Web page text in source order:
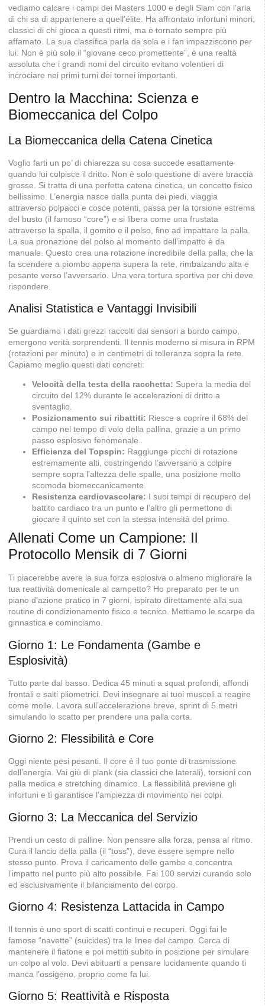
vediamo calcare i campi dei Masters 1000 e degli Slam con l’aria
di chi sa di appartenere a quell’élite. Ha affrontato infortuni minori,
classici di chi gioca a questi ritmi, ma è tornato sempre più
affamato. La sua classifica parla da sola e i fan impazziscono per
lui. Non è più solo il “giovane ceco promettente”, è una realtà
assoluta che i grandi nomi del circuito evitano volentieri di
incrociare nei primi turni dei tornei importanti.
Dentro la Macchina: Scienza e
Biomeccanica del Colpo
La Biomeccanica della Catena Cinetica
Voglio farti un po’ di chiarezza su cosa succede esattamente
quando lui colpisce il dritto. Non è solo questione di avere braccia
grosse. Si tratta di una perfetta catena cinetica, un concetto fisico
bellissimo. L’energia nasce dalla punta dei piedi, viaggia
attraverso polpacci e cosce potenti, passa per la torsione estrema
del busto (il famoso “core”) e si libera come una frustata
attraverso la spalla, il gomito e il polso, fino ad impattare la palla.
La sua pronazione del polso al momento dell’impatto è da
manuale. Questo crea una rotazione incredibile della palla, che la
fa scendere a piombo appena supera la rete, rimbalzando alta e
pesante verso l’avversario. Una vera tortura sportiva per chi deve
rispondere.
Analisi Statistica e Vantaggi Invisibili
Se guardiamo i dati grezzi raccolti dai sensori a bordo campo,
emergono verità sorprendenti. Il tennis moderno si misura in RPM
(rotazioni per minuto) e in centimetri di tolleranza sopra la rete.
Capiamo meglio questi dati concreti:
Velocità della testa della racchetta: Supera la media del
circuito del 12% durante le accelerazioni di dritto a
sventaglio.
Posizionamento sui ribattiti: Riesce a coprire il 68% del
campo nel tempo di volo della pallina, grazie a un primo
passo esplosivo fenomenale.
Efficienza del Topspin: Raggiunge picchi di rotazione
estremamente alti, costringendo l’avversario a colpire
sempre sopra l’altezza delle spalle, una posizione molto
scomoda biomeccanicamente.
Resistenza cardiovascolare: I suoi tempi di recupero del
battito cardiaco tra un punto e l’altro gli permettono di
giocare il quinto set con la stessa intensità del primo.
Allenati Come un Campione: Il
Protocollo Mensik di 7 Giorni
Ti piacerebbe avere la sua forza esplosiva o almeno migliorare la
tua reattività domenicale al campetto? Ho preparato per te un
piano d’azione pratico in 7 giorni, ispirato direttamente alla sua
routine di condizionamento fisico e tecnico. Mettiamo le scarpe da
ginnastica e cominciamo.
Giorno 1: Le Fondamenta (Gambe e
Esplosività)
Tutto parte dal basso. Dedica 45 minuti a squat profondi, affondi
frontali e salti pliometrici. Devi insegnare ai tuoi muscoli a reagire
come molle. Lavora sull’accelerazione breve, sprint di 5 metri
simulando lo scatto per prendere una palla corta.
Giorno 2: Flessibilità e Core
Oggi niente pesi pesanti. Il core è il tuo ponte di trasmissione
dell’energia. Vai giù di plank (sia classici che laterali), torsioni con
palla medica e stretching dinamico. La flessibilità previene gli
infortuni e ti garantisce l’ampiezza di movimento nei colpi.
Giorno 3: La Meccanica del Servizio
Prendi un cesto di palline. Non pensare alla forza, pensa al ritmo.
Cura il lancio della palla (il “toss”), deve essere sempre nello
stesso punto. Prova il caricamento delle gambe e concentra
l’impatto nel punto più alto possibile. Fai 100 servizi curando solo
ed esclusivamente il bilanciamento del corpo.
Giorno 4: Resistenza Lattacida in Campo
Il tennis è uno sport di scatti continui e recuperi. Oggi fai le
famose “navette” (suicides) tra le linee del campo. Cerca di
mantenere il fiatone e poi mettiti subito in posizione per simulare
un colpo al volo. Devi abituarti a pensare lucidamente quando ti
manca l’ossigeno, proprio come fa lui.
Giorno 5: Reattività e Risposta